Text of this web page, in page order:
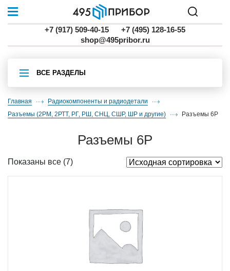
+7 (917) 509-40-15
+7 (495) 128-16-55
shop@495pribor.ru
ВСЕ РАЗДЕЛЫ
Главная
Радиокомпоненты и радиодетали
разъемы (2РМ, 2РТТ, РГ, РШ, СНЦ, СШР, ШР и другие)
разъемы 6Р
разъемы 6Р
Показаны все (7)